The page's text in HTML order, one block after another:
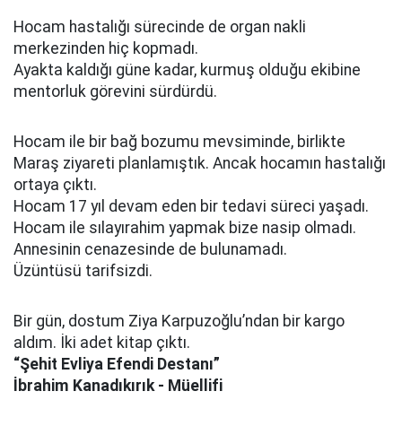
Hocam hastalığı sürecinde de organ nakli
merkezinden hiç kopmadı.
Ayakta kaldığı güne kadar, kurmuş olduğu ekibine
mentorluk görevini sürdürdü.
Hocam ile bir bağ bozumu mevsiminde, birlikte
Maraş ziyareti planlamıştık. Ancak hocamın hastalığı
ortaya çıktı.
Hocam 17 yıl devam eden bir tedavi süreci yaşadı.
Hocam ile sılayırahim yapmak bize nasip olmadı.
Annesinin cenazesinde de bulunamadı.
Üzüntüsü tarifsizdi.
Bir gün, dostum Ziya Karpuzoğlu’ndan bir kargo
aldım. İki adet kitap çıktı.
“Şehit Evliya Efendi Destanı”
İbrahim Kanadıkırık - Müellifi